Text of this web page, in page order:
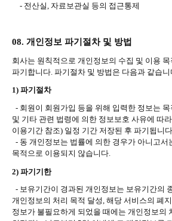
- 전산실 ,자료보관실 등의 접근통제
08. 개인정보 파기절차 및 방법
회사는 원칙적으로 개인정보의 수집 및 이용
파기합니다 파기절차 및 방법은 다음과 같습니
1) 파기절차
- 회원이 회원가입 등을 위해 입력한 정보는
및 기타 관련 법령에 의한 정보보호 사유에 따라
이용기간 참조) 일정 기간 저장된 후 파기됩니다
- 동 개인정보는 법률에 의한 경우가 아니고서
목적으로 이용되지 않습니다.
2) 파기기한
- 보유기간이 경과된 개인정보는 보유기간의
개인정보의 처리 목적 달성, 해당 서비스의 폐지
정보가 불필요하게 되었을 때에는 개인정보의